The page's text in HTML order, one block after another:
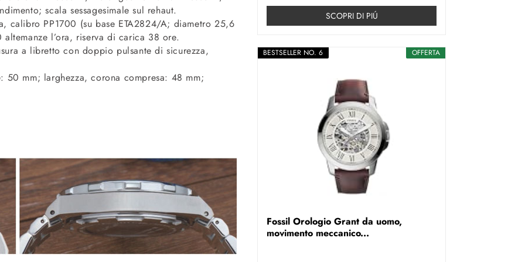
scala sessagesimale sul rehaut.
calibro PP1700 (su base ETA2824/A; diametro 25,6
l’ora, riserva di carica 38 ore.
a libretto con doppio pul­sante di sicurezza,
50 mm; larghezza, corona compresa: 48 mm;
SCOPRI DI PIÚ
OFFERTA
BESTSELLER NO. 6
Fossil Orologio Grant da uomo,
movimento meccanico...